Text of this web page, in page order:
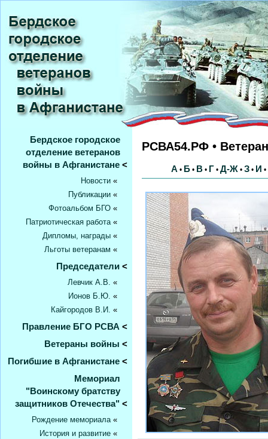
Бердское городское
отделение ветеранов
войны в Афганистане <
Новости «
Публикации «
Фотоальбом БГО «
Патриотическая работа«
Дипломы, награды «
Льготы ветеранам «
Председатели <
Левчик А.В. «
Ионов Б.Ю. «
Кайгородов В.И. «
Правление БГО РСВА <
Ветераны войны <
Погибшие в Афганистане <
Мемориал
"Воинскому братству
защитников Отечества" <
Рождение мемориала«
История и развитие «
РСВА54.РФ •
А • Б • В • Г • Д-Ж • З • И •